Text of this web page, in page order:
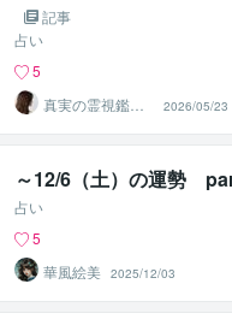
記事
占い
5
真実の霊視鑑定
✨アダ369✨
2026/05/23
～12/6（土）の運勢
占い
5
華風絵美 2025/12/03